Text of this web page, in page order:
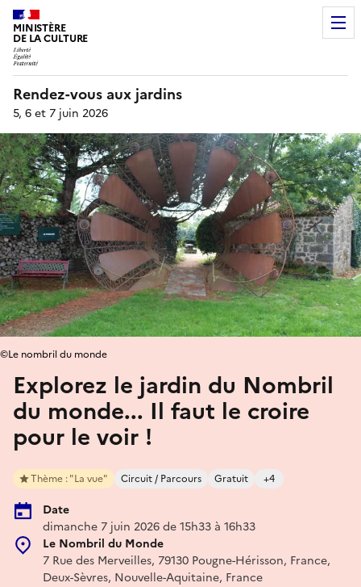
MINISTÈRE
DE LA CULTURE
Rendez-vous aux jardins
5, 6 et 7 juin 2026
Explorez le jardin du Nombril
du monde... Il faut le croire
pour le voir !
Thème : "La vue" Circuit / Parcours Gratuit +4
Date
dimanche 7 juin 2026 de 15h33 à 16h33
Le Nombril du Monde
7 Rue des Merveilles, 79130 Pougne-Hérisson, France,
Deux-Sèvres, Nouvelle-Aquitaine, France
©Le nombril du monde